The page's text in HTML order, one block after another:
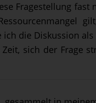
Fragestellung fast
die Diskussion
sich der Frage